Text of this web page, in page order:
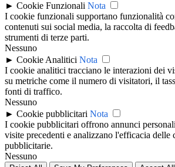
► Cookie Funzionali Nota
I cookie funzionali supportano funzionalità
contenuti sui social media, la raccolta di
strumenti di terze parti.
Nessuno
► Cookie Analitici Nota
I cookie analitici tracciano le interazioni dei
su metriche come il numero di visitatori, il
fonti di traffico.
Nessuno
► Cookie pubblicitari Nota
I cookie pubblicitari offrono annunci
visite precedenti e analizzano l'efficacia delle
pubblicitarie.
Nessuno